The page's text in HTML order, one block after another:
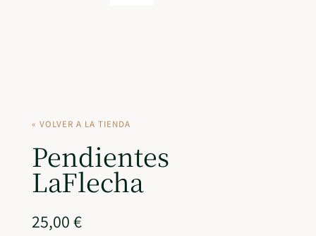
« VOLVER A LA TIENDA
Pendientes
LaFlecha
25,00€